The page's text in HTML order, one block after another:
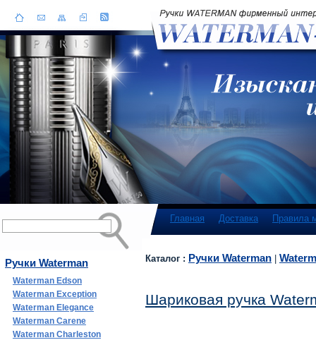
Ручки Waterman
Waterman Edson
Waterman Exception
Waterman Elegance
Waterman Carene
Waterman Charleston
Главная Доставка Правила
Каталог : Ручки Waterman
Шариковая ручка